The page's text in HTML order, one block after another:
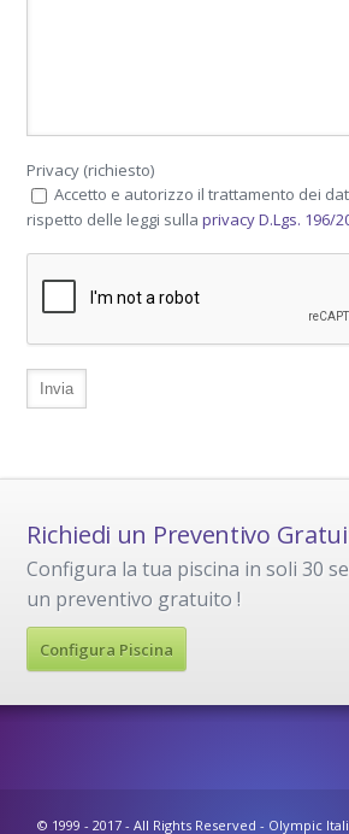
Privacy (richiesto)
Accetto e autorizzo il trattamento dei
rispetto delle leggi sullaprivacy D.Lgs. 196/
Richiedi un Preventivo
Configura la tua piscina in soli 30
un preventivo gratuito !
Configura Piscina
© 1999 - 2017 - All Rights Reserved - Olympic